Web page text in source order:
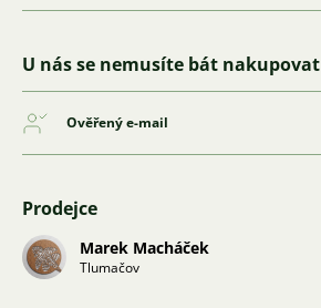
U nás se nemusíte bát nakupovat
Ověřený e-mail
Prodejce
Marek Macháček
Tlumačov